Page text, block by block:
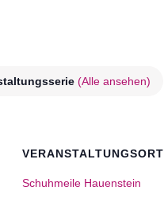
(Alle ansehen)
VERANSTALTUNGSORT
Schuhmeile Hauenstein